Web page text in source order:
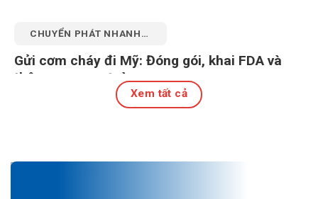
CHUYỂN PHÁT NHANH
Gửi cơm cháy đi Mỹ: Đóng gói, khai FDA và
thông quan an toàn
Xem tất cả